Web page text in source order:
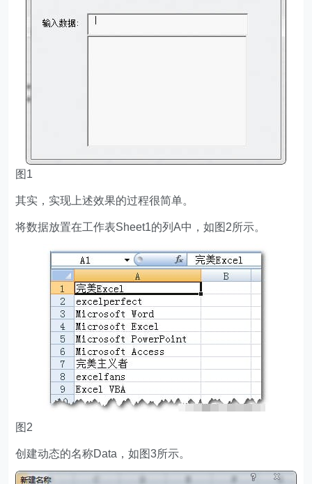
图1
其实，实现上述效果的过程很简单。
将数据放置在工作表Sheet1的列A中，如图2所示。
图2
创建动态的名称Data，如图3所示。